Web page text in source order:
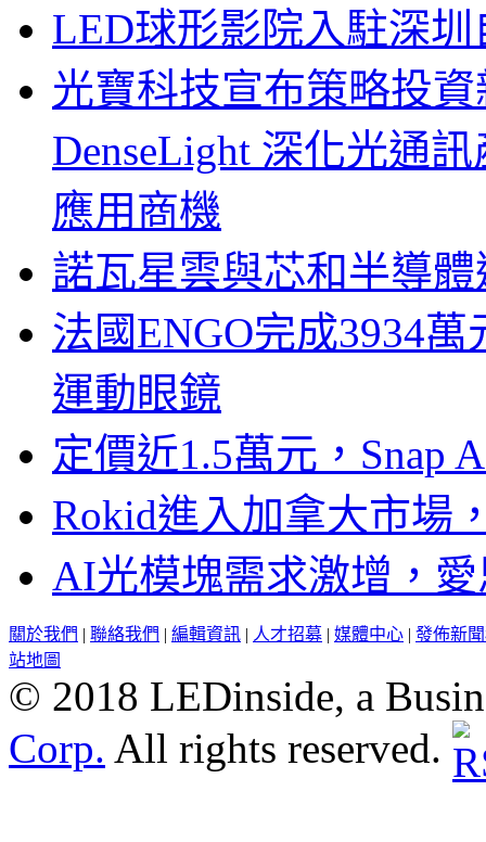
LED球形影院入駐深
光寶科技宣布策略投
DenseLight 深化光通
應用商機
諾瓦星雲與芯和半導
法國ENGO完成3934
運動眼鏡
定價近1.5萬元，Snap
Rokid進入加拿大市場
AI光模塊需求激增，
關於我們 | 聯絡我們 | 編輯資訊 | 人才招募 | 媒體中心 | 發佈新
站地圖
© 2018 LEDinside, a
Corp. All rights reserved.